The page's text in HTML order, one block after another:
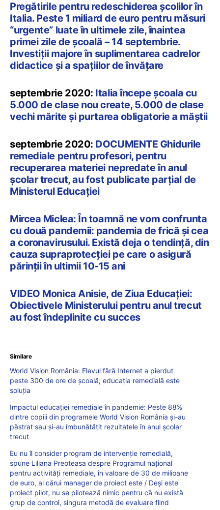
Pregătirile pentru redeschiderea școlilor în
Italia. Peste 1 miliard de euro pentru măsuri
“urgente” luate în ultimele zile, înaintea
primei zile de școală – 14 septembrie.
Investiții majore în suplimentarea cadrelor
didactice și a spațiilor de învățare
septembrie 2020: Italia începe școala cu
5.000 de clase nou create, 5.000 de clase
vechi mărite și purtarea obligatorie a măştii
septembrie 2020: DOCUMENTE Ghidurile
remediale pentru profesori, pentru
recuperarea materiei nepredate în anul
școlar trecut, au fost publicate parțial de
Ministerul Educației
Mircea Miclea: În toamnă ne vom confrunta
cu două pandemii: pandemia de frică și cea
a coronavirusului. Există deja o tendință, din
cauza supraprotecției pe care o asigură
părinții în ultimii 10-15 ani
VIDEO Monica Anisie, de Ziua Educației:
Obiectivele Ministerului pentru anul trecut
au fost îndeplinite cu succes
Similare
World Vision România: Elevul fără Internet a pierdut
peste 300 de ore de școală; educația remedială este
soluția
Impactul educaţiei remediale în pandemie: Peste 88%
dintre copiii din programele World Vision România și-au
păstrat sau și-au îmbunătățit rezultatele în anul școlar
trecut
Eu nu îl consider program de intervenție remedială,
spune Liliana Preoteasa despre Programul național
pentru activități remediale, în valoare de 30 de milioane
de euro, al cărui manager de proiect este / Deși este
proiect pilot, nu se pilotează nimic pentru că nu există
grup de control, singura metodă de evaluare fiind